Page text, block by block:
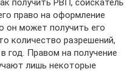
получить РВП, соискатель
право на оформление
он может получить его
количество разрешений,
год. Правом на получение
лишь некоторые